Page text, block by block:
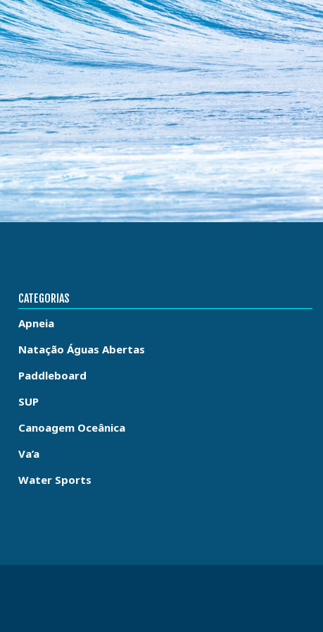
CATEGORIAS
Apneia
Natação Águas Abertas
Paddleboard
SUP
Canoagem Oceânica
Va’a
Water Sports